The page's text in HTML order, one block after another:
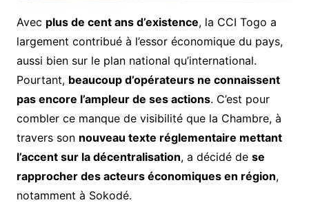
Avec plus de cent ans d’existence, la CCI Togo a
largement contribué à l’essor économique du pays,
aussi bien sur le plan national qu’international.
Pourtant, beaucoup d’opérateurs ne connaissent
pas encore l’ampleur de ses actions. C’est pour
combler ce manque de visibilité que la Chambre, à
travers son nouveau texte réglementaire mettant
l’accent sur la décentralisation, a décidé de se
rapprocher des acteurs économiques en région,
notamment à Sokodé.